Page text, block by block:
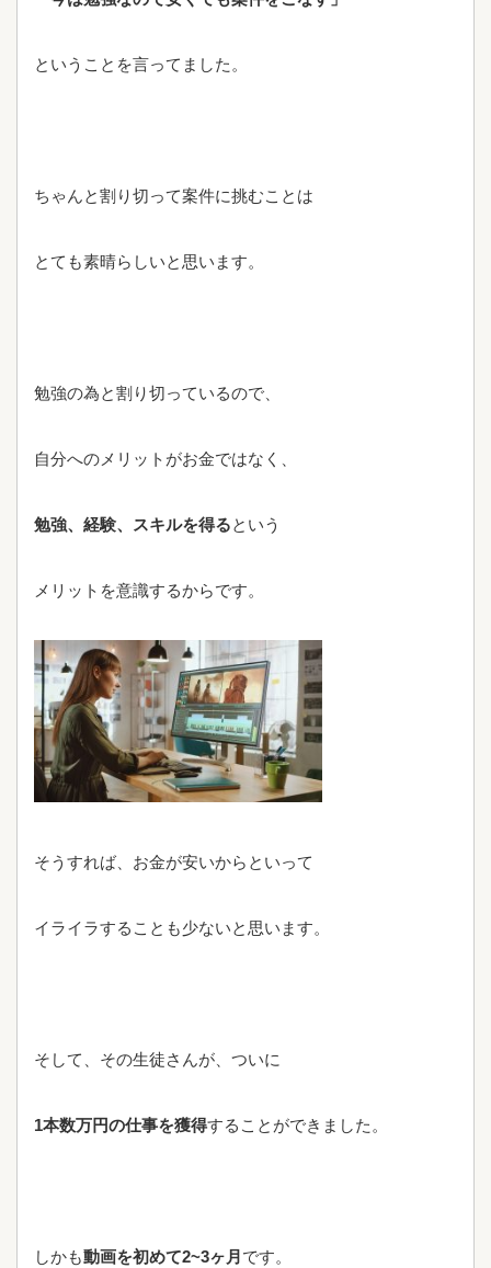
ということを言ってました。
ちゃんと割り切って案件に挑むことは
とても素晴らしいと思います。
勉強の為と割り切っているので、
自分へのメリットがお金ではなく、
勉強、経験、スキルを得るという
メリットを意識するからです。
そうすれば、お金が安いからといって
イライラすることも少ないと思います。
そして、その生徒さんが、ついに
1本数万円の仕事を獲得することができました。
しかも動画を初めて2~3ヶ月 です。